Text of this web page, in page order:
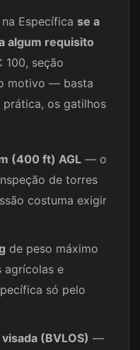
Específica se a
algum requisito
100, seção
motivo — basta
prática, os gatilhos
(400 ft) AGL — o
de torres
costuma exigir
de peso máximo
agrícolas e
só pelo
(BVLOS) —